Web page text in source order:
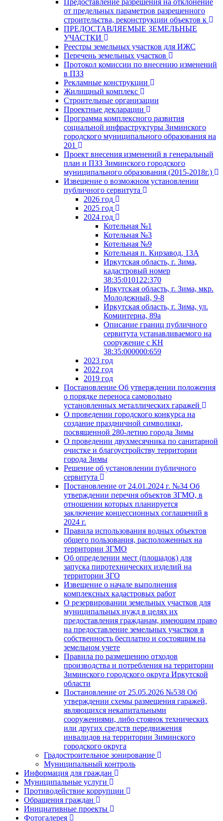
от предельных параметров разрешенного
строительства, реконструкции объектов к
ПРЕДОСТАВЛЯЕМЫЕ ЗЕМЕЛЬНЫЕ
УЧАСТКИ
Реестры земельных участков для ИЖС
Перечень земельных участков
Протокол комиссии по внесению изменений
в ПЗЗ
Рекламные конструкции
Жилищный комплекс
Строительные организации
Проектные декларации
Программа комплексного развития
социальной инфраструктуры Зиминского
городского муниципального образования на
201
Проект внесения изменений в генеральный
план и ПЗЗ Зиминского городского
муниципального образования (2015-2018г.)
Извещение о возможном установлении
публичного сервитута
2026 год
2025 год
2024 год
Котельная №1
Котельная №3
Котельная №9
Котельная п. Кирзавод, 13А
Иркутская область, г. Зима,
кадастровый номер
38:35:010122:370
Иркутская область, г. Зима, мкр.
Молодежный, 9-8
Иркутская область, г. Зима, ул.
Коминтерна, 89а
Описание границ публичного
сервитута устанавливаемого на
сооружение с КН
38:35:000000:659
2023 год
2022 год
2019 год
Постановление Об утверждении положения
о порядке переноса самовольно
установленных металлических гаражей
О проведении городского конкурса на
создание праздничной символики,
посвященной 280-летию города Зимы
О проведении двухмесячника по санитарной
очистке и благоустройству территории
города Зимы
Решение об установлении публичного
сервитута
Постановление от 24.01.2024 г. №34 Об
утверждении перечня объектов ЗГМО, в
отношении которых планируется
заключение концессионных соглашений в
2024 г.
Правила использования водных объектов
общего пользования, расположенных на
территории ЗГМО
Об определении мест (площадок) для
запуска пиротехнических изделий на
территории ЗГО
Извещение о начале выполнения
комплексных кадастровых работ
О резервировании земельных участков для
муниципальных нужд в целях их
предоставления гражданам, имеющим право
на предоставление земельных участков в
собственность бесплатно и состоящим на
земельном учете
Правила по размещению отходов
производства и потребления на территории
Зиминского городского округа Иркутской
области
Постановление от 25.05.2026 №538 Об
утверждении схемы размещения гаражей,
являющихся некапитальными
сооружениями, либо стоянок технических
или других средств передвижения
инвалидов на территории Зиминского
городского округа
Градостроительное зонирование
Муниципальный контроль
Информация для граждан
Муниципальные услуги
Противодействие коррупции
Обращения граждан
Инициативные проекты
Фотогалерея